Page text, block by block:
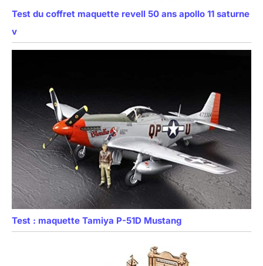
Test du coffret maquette revell 50 ans apollo 11 saturne
v
Test : maquette Tamiya P-51D Mustang